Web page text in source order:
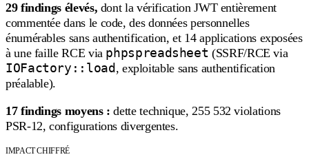
29 findings élevés, dont la vérification JWT entièrement
commentée dans le code, des données personnelles
énumérables sans authentification, et 14 applications exposées
à une faille RCE via phpspreadsheet (SSRF/RCE via
IOFactory::load , exploitable sans authentification
préalable).
17 findings moyens : dette technique, 255 532 violations
PSR-12, configurations divergentes.
IMPACT CHIFFRÉ